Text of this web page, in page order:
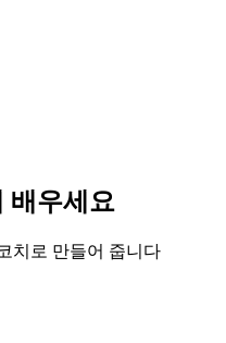
배우세요
치로 만들어 줍니다